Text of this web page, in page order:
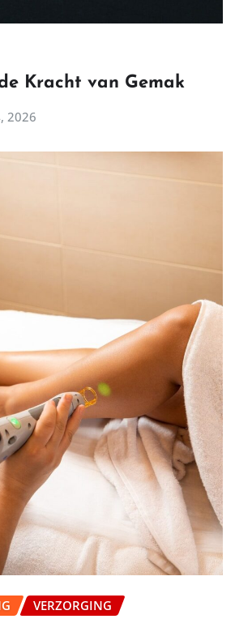
Kracht van Gemak
2026
VERZORGING